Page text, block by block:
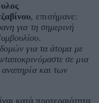
, επισήμανε:
για τη σημερινή
για τα άτομα με
σε μια
και των
κατά προτεραιότητα